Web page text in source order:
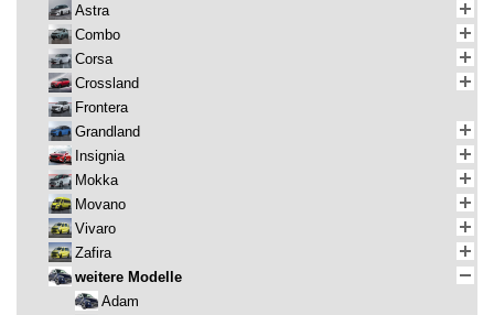
Astra
Combo
Corsa
Crossland
Frontera
Grandland
Insignia
Mokka
Movano
Vivaro
Zafira
weitere Modelle
Adam